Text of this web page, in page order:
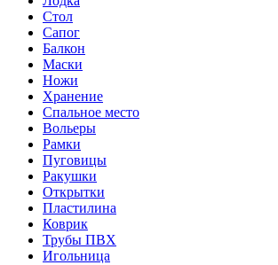
Стол
Сапог
Балкон
Маски
Ножи
Хранение
Спальное место
Вольеры
Рамки
Пуговицы
Ракушки
Открытки
Пластилина
Коврик
Трубы ПВХ
Игольница